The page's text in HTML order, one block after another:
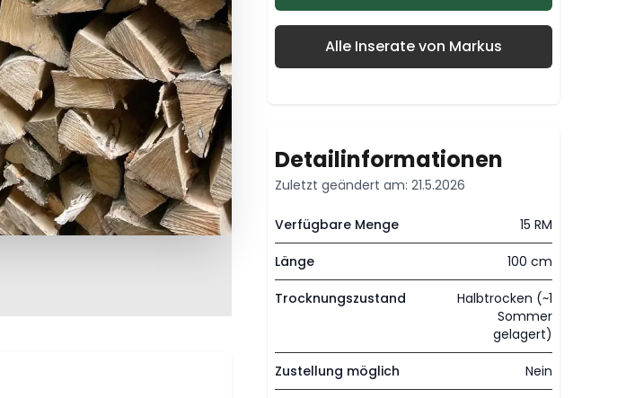
Alle Inserate von Markus
Detailinformationen
Zuletzt geändert am: 21.5.2026
Verfügbare Menge 15 RM
Länge 100 cm
Trocknungszustand
Halbtrocken (~1
Sommer
gelagert)
Zustellung möglich Nein